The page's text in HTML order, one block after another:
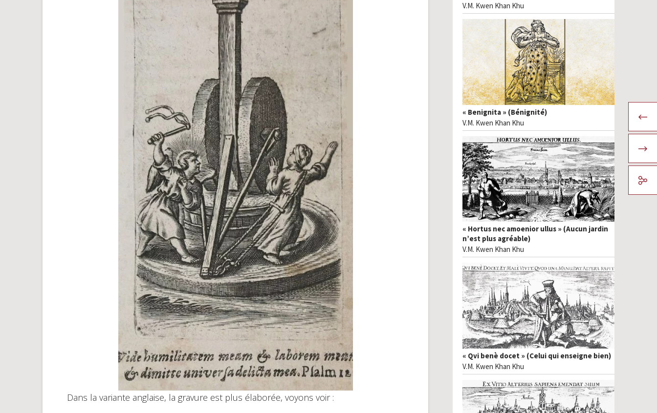
Dans la variante anglaise, la gravure est plus élaborée, voyons voir :
V.M. Kwen Khan Khu
« Benignita » (Bénignité)
V.M. Kwen Khan Khu
« Hortus nec amoenior ullus » (Aucun jardin
n’est plus agréable)
V.M. Kwen Khan Khu
« Qvi benè docet » (Celui qui enseigne bien)
V.M. Kwen Khan Khu